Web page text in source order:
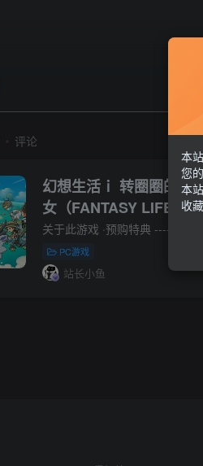
评论
幻想生活ｉ 转圈圈的龙
女（FANTASY LIFE i
Time）v1.1.4官中简体
PC游戏
站长小鱼
本
您
本
收